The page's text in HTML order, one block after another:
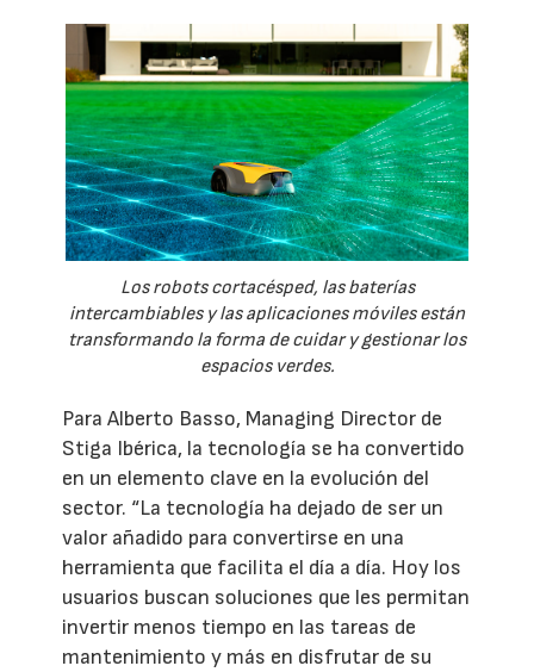
Los robots cortacésped, las baterías
intercambiables y las aplicaciones móviles están
transformando la forma de cuidar y gestionar los
espacios verdes.
Para Alberto Basso, Managing Director de
Stiga Ibérica, la tecnología se ha convertido
en un elemento clave en la evolución del
sector. “La tecnología ha dejado de ser un
valor añadido para convertirse en una
herramienta que facilita el día a día. Hoy los
usuarios buscan soluciones que les permitan
invertir menos tiempo en las tareas de
mantenimiento y más en disfrutar de su